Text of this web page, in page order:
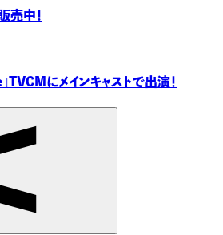
売中！
TVCMにメインキャストで出演！